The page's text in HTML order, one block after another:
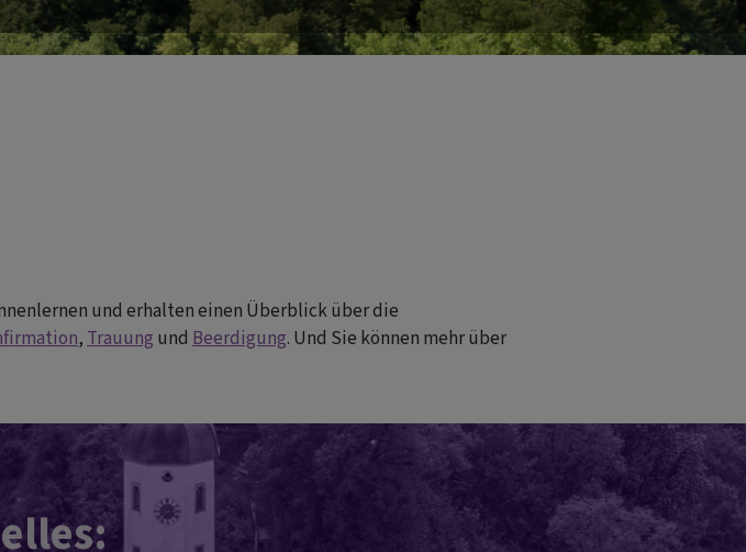
und erhalten einen Überblick über die
, Trauung und Beerdigung. Und Sie können mehr über